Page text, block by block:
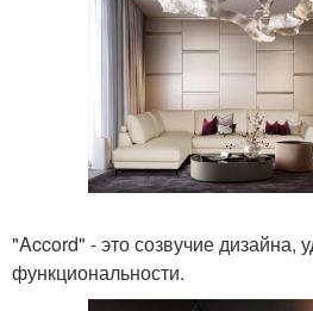
"Accord" - это созвучие дизайна,
функциональности.